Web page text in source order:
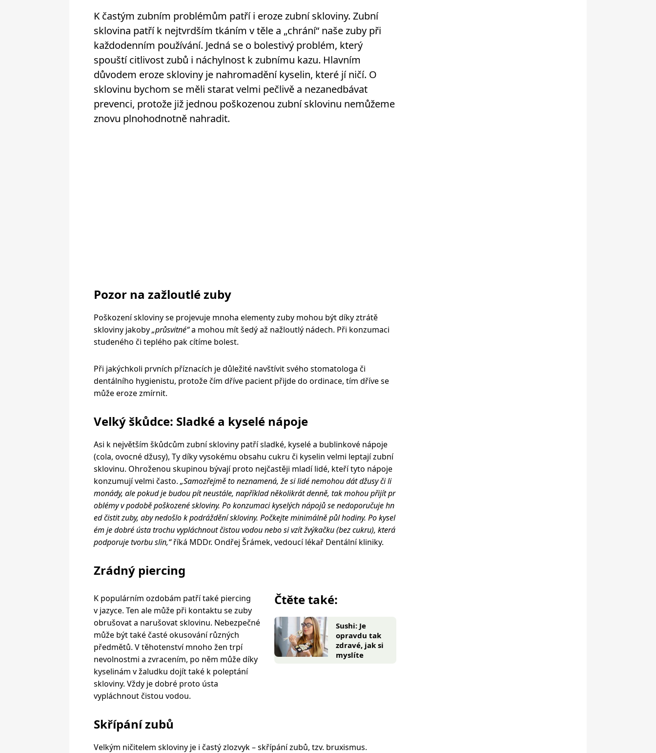
K častým zubním problémům patří i eroze zubní skloviny. Zubní
sklovina patří k nejtvrdším tkáním v těle a „chrání“ naše zuby při
každodenním používání. Jedná se o bolestivý problém, který
spouští citlivost zubů i náchylnost k zubnímu kazu. Hlavním
důvodem eroze skloviny je nahromadění kyselin, které jí ničí. O
sklovinu bychom se měli starat velmi pečlivě a nezanedbávat
prevenci, protože již jednou poškozenou zubní sklovinu nemůžeme
znovu plnohodnotně nahradit.
Pozor na zažloutlé zuby
Poškození skloviny se projevuje mnoha elementy zuby mohou být díky ztrátě
skloviny jakoby„průsvitné“a mohou mít šedý až nažloutlý nádech. Při konzumaci
studeného či teplého pak cítíme bolest.
Při jakýchkoli prvních příznacích je důležité navštívit svého stomatologa či
dentálního hygienistu, protože čím dříve pacient přijde do ordinace, tím dříve se
může eroze zmírnit.
Velký škůdce: Sladké a kyselé nápoje
Asi k největším škůdcům zubní skloviny patří sladké, kyselé a bublinkové nápoje
(cola, ovocné džusy), Ty díky vysokému obsahu cukru či kyselin velmi leptají zubní
sklovinu. Ohroženou skupinou bývají proto nejčastěji mladí lidé, kteří tyto nápoje
konzumují velmi často. „Samozřejmě to neznamená, že si lidé nemohou dát džusy či li
monády, ale pokud je budou pít neustále, například několikrát denně, tak mohou přijít pr
oblémy v podobě poškozené skloviny. Po konzumaci kyselých nápojů se nedoporučuje hn
ed čistit zuby, aby nedošlo k podráždění skloviny. Počkejte minimálně půl hodiny. Po kysel
ém je dobré ústa trochu vypláchnout čistou vodou nebo si vzít žvýkačku (bez cukru), která
podporuje tvorbu slin,“říká MDDr. Ondřej Šrámek, vedoucí lékař Dentální kliniky.
Zrádný piercing
Čtěte také:
Sushi: Je
opravdu tak
zdravé, jak si
myslíte
K populárním ozdobám patří také piercing
v jazyce. Ten ale může při kontaktu se zuby
obrušovat a narušovat sklovinu. Nebezpečné
může být také časté okusování různých
předmětů. V těhotenství mnoho žen trpí
nevolnostmi a zvracením, po něm může díky
kyselinám v žaludku dojít také k poleptání
skloviny. Vždy je dobré proto ústa
vypláchnout čistou vodou.
Skřípání zubů
Velkým ničitelem skloviny je i častý zlozvyk – skřípání zubů, tzv. bruxismus.